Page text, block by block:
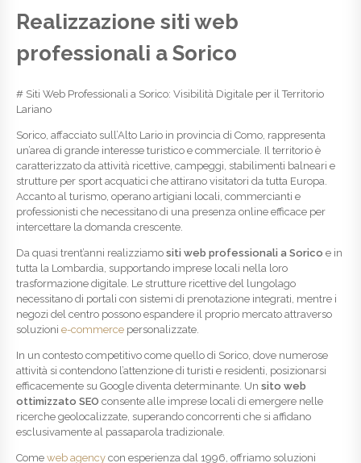
Realizzazione siti web
professionali a Sorico
# Siti Web Professionali a Sorico: Visibilità Digitale per il Territorio
Lariano
Sorico, affacciato sull’Alto Lario in provincia di Como, rappresenta
un’area di grande interesse turistico e commerciale. Il territorio è
caratterizzato da attività ricettive, campeggi, stabilimenti balneari e
strutture per sport acquatici che attirano visitatori da tutta Europa.
Accanto al turismo, operano artigiani locali, commercianti e
professionisti che necessitano di una presenza online efficace per
intercettare la domanda crescente.
Da quasi trent’anni realizziamo siti web professionali a Sorico e in
tutta la Lombardia, supportando imprese locali nella loro
trasformazione digitale. Le strutture ricettive del lungolago
necessitano di portali con sistemi di prenotazione integrati, mentre i
negozi del centro possono espandere il proprio mercato attraverso
soluzioni e-commerce personalizzate.
In un contesto competitivo come quello di Sorico, dove numerose
attività si contendono l’attenzione di turisti e residenti, posizionarsi
efficacemente su Google diventa determinante. Un sito web
ottimizzato SEO consente alle imprese locali di emergere nelle
ricerche geolocalizzate, superando concorrenti che si affidano
esclusivamente al passaparola tradizionale.
Come web agency con esperienza dal 1996, offriamo soluzioni